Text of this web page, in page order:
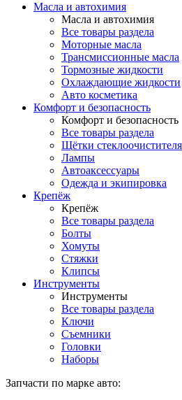
Масла и автохимия
Масла и автохимия
Все товары раздела
Моторные масла
Трансмиссионные масла
Тормозные жидкости
Охлаждающие жидкости
Авто косметика
Комфорт и безопасность
Комфорт и безопасность
Все товары раздела
Щётки стеклоочистителя
Лампы
Автоаксессуары
Одежда и экипировка
Крепёж
Крепёж
Все товары раздела
Болты
Хомуты
Стяжки
Клипсы
Инструменты
Инструменты
Все товары раздела
Ключи
Съемники
Головки
Наборы
Запчасти по марке авто: